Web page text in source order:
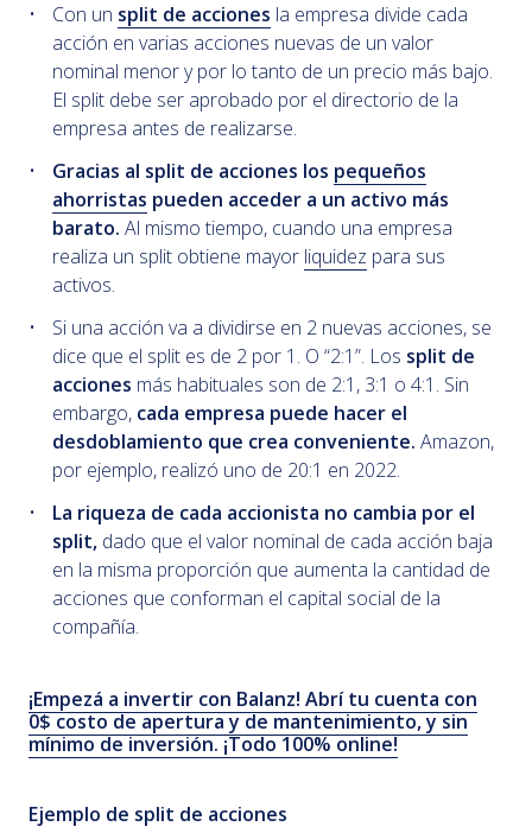
Con un split de acciones la empresa divide cada
acción en varias acciones nuevas de un valor
nominal menor y por lo tanto de un precio más bajo.
El split debe ser aprobado por el directorio de la
empresa antes de realizarse.
Gracias al split de acciones los pequeños
ahorristas pueden acceder a un activo más
barato. Al mismo tiempo, cuando una empresa
realiza un split obtiene mayor liquidez para sus
activos.
Si una acción va a dividirse en 2 nuevas acciones, se
dice que el split es de 2 por 1. O “2:1”. Los split de
acciones más habituales son de 2:1, 3:1 o 4:1. Sin
embargo, cada empresa puede hacer el
desdoblamiento que crea conveniente. Amazon,
por ejemplo, realizó uno de 20:1 en 2022.
La riqueza de cada accionista no cambia por el
split, dado que el valor nominal de cada acción baja
en la misma proporción que aumenta la cantidad de
acciones que conforman el capital social de la
compañía.
¡Empezá a invertir con Balanz! Abrí tu cuenta con
0$ costo de apertura y de mantenimiento, y sin
mínimo de inversión. ¡Todo 100% online!
Ejemplo de split de acciones